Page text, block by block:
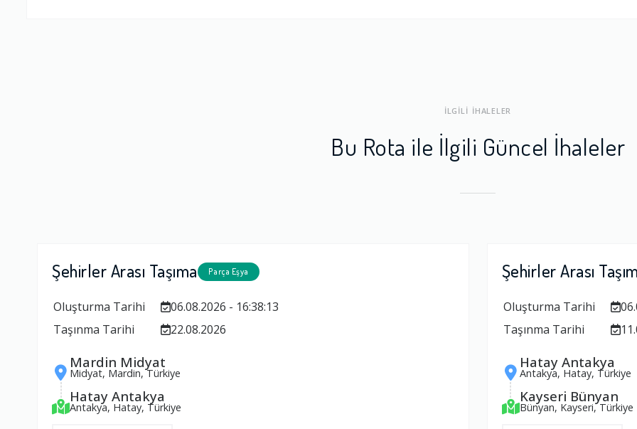
İLGİLİ İHALELER
Bu Rota ile İlgili Güncel İhaleler
Şehirler Arası Taşıma Parça Eşya
Oluşturma Tarihi
06.08.2026 - 16:38:13
Taşınma Tarihi
22.08.2026
Mardin Midyat
Midyat, Mardin, Türkiye
Hatay Antakya
Antakya, Hatay, Türkiye
Şehirler Arası
Oluşturma Tarihi
Taşınma Tarihi
Hatay Antakya
Antakya, Hatay, Türkiye
Kayseri Bünyan
Bünyan, Kayseri, Türkiye